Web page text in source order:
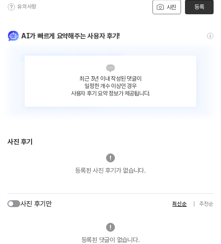
사진
유의사항 등록
AI가 빠르게 요약해주는 사용자 후기!
최근 3년 이내 작성된 댓글이
일정한 개수 이상인 경우
사용자 후기 요약 정보가 제공됩니다.
사진 후기
등록된 사진 후기가 없습니다.
사진 후기만 최신순 추천순
등록된 댓글이 없습니다.